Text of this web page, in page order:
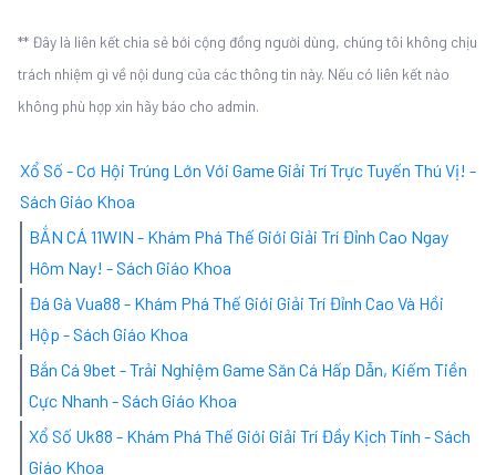
** Đây là liên kết chia sẻ bới cộng đồng người dùng, chúng tôi không chịu
trách nhiệm gì về nội dung của các thông tin này. Nếu có liên kết nào
không phù hợp xin hãy báo cho admin.
Xổ Số - Cơ Hội Trúng Lớn Với Game Giải Trí Trực Tuyến Thú Vị! -
Sách Giáo Khoa
BẮN CÁ 11WIN - Khám Phá Thế Giới Giải Trí Đỉnh Cao Ngay
Hôm Nay! - Sách Giáo Khoa
Đá Gà Vua88 - Khám Phá Thế Giới Giải Trí Đỉnh Cao Và Hồi
Hộp - Sách Giáo Khoa
Bắn Cá 9bet - Trải Nghiệm Game Săn Cá Hấp Dẫn, Kiếm Tiền
Cực Nhanh - Sách Giáo Khoa
Xổ Số Uk88 - Khám Phá Thế Giới Giải Trí Đầy Kịch Tính - Sách
Giáo Khoa